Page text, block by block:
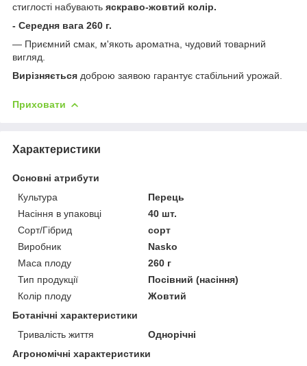
стиглості набувають яскраво-жовтий колір.
- Середня вага 260 г.
— Приємний смак, м'якоть ароматна, чудовий товарний
вигляд.
Вирізняється доброю заявою гарантує стабільний урожай.
Приховати
Характеристики
Основні атрибути
Культура
Перець
Насіння в упаковці
40 шт.
Сорт/Гібрид
сорт
Виробник
Nasko
Маса плоду
260 г
Тип продукції
Посівний (насіння)
Колір плоду
Жовтий
Ботанічні характеристики
Тривалість життя
Однорічні
Агрономічні характеристики